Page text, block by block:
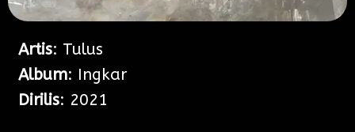
Artis: Tulus
Album: Ingkar
Dirilis: 2021